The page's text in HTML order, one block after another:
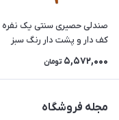
صندلی حصیری سنتی یک نفره
کف دار و پشت دار رنگ سبز
5,572,000 تومان
مجله فروشگاه